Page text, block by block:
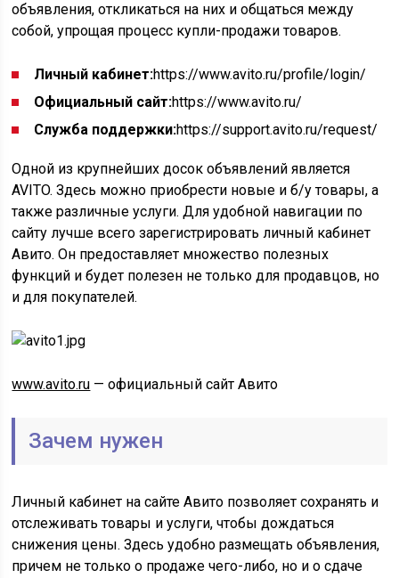
объявления, откликаться на них и общаться между
собой, упрощая процесс купли-продажи товаров.
Личный кабинет:https://www.avito.ru/profile/login/
Официальный сайт:https://www.avito.ru/
Служба поддержки:https://support.avito.ru/request/
Одной из крупнейших досок объявлений является
AVITO. Здесь можно приобрести новые и б/у товары, а
также различные услуги. Для удобной навигации по
сайту лучше всего зарегистрировать личный кабинет
Авито. Он предоставляет множество полезных
функций и будет полезен не только для продавцов, но
и для покупателей.
www.avito.ru — официальный сайт Авито
Зачем нужен
Личный кабинет на сайте Авито позволяет сохранять и
отслеживать товары и услуги, чтобы дождаться
снижения цены. Здесь удобно размещать объявления,
причем не только о продаже чего-либо, но и о сдаче